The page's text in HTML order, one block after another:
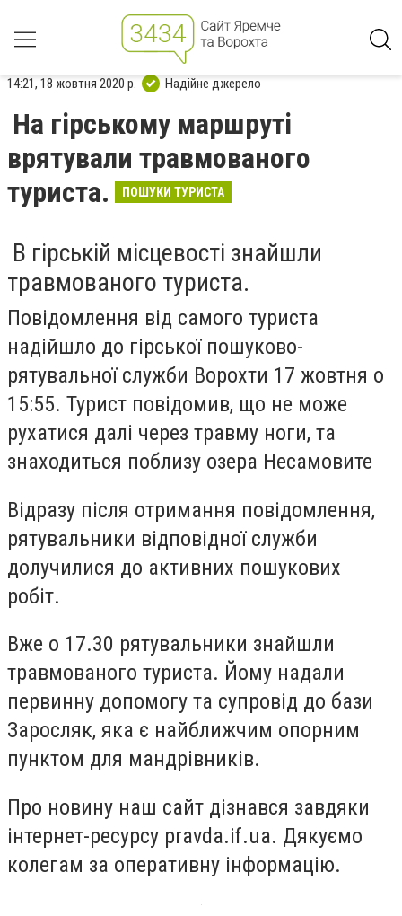
14:21, 18 жовтня 2020 р. Надійне джерело
На гірському маршруті
врятували травмованого
туриста.
ПОШУКИ ТУРИСТА
В гірській місцевості знайшли
травмованого туриста.
Повідомлення від самого туриста
надійшло до гірської пошуково-
рятувальної служби Ворохти 17 жовтня о
15:55. Турист повідомив, що не може
рухатися далі через травму ноги, та
знаходиться поблизу озера Несамовите
Відразу після отримання повідомлення,
рятувальники відповідної служби
долучилися до активних пошукових
робіт.
Вже о 17.30 рятувальники знайшли
травмованого туриста. Йому надали
первинну допомогу та супровід до бази
Заросляк, яка є найближчим опорним
пунктом для мандрівників.
Про новину наш сайт дізнався завдяки
інтернет-ресурсу pravda.if.ua. Дякуємо
колегам за оперативну інформацію.